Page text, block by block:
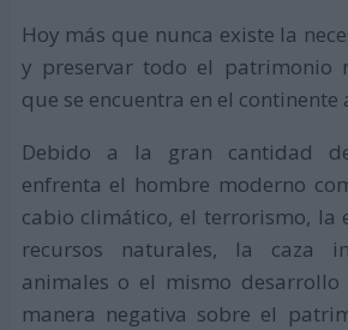
Hoy más que nunca existe la
y preservar todo el patrimonio
que se encuentra en el continente
Debido a la gran cantidad
enfrenta el hombre moderno
cabio climático, el terrorismo, la
recursos naturales, la caza
animales o el mismo
manera negativa sobre el